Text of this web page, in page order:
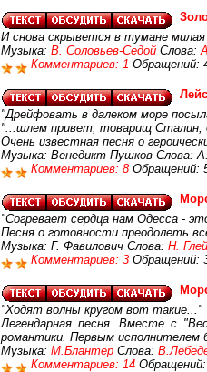
И снова скрывется в тумане
Музыка: В. Соловьев-Седой Слова:
Комментариев: 1 Обращений:
"Дрейфовать в далеком море
"...шлем привет, товарищ Сталин,
Очень известная песня о
Музыка: Венедикт Пушков Слова:
Комментариев: 8 Обращений:
"Согревает сердца нам Одесса -
Песня о готовности преодолеть
Музыка: Г. Фавилович Слова: Н.
Комментариев: 3 Обращений:
"Ходят волны кругом вот такие..."
Легендарная песня. Вместе с
романтики. Первым исполнителем
Музыка: М.Блантер Слова:
Комментариев: 14 Обращений: